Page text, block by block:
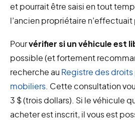
et pourrait être saisi en tout
l’ancien propriétaire n’effectuait
Pourvérifier si un véhicule est
possible (et fortement
recherche au Registre des
mobiliers . Cette consultation
3 $ (trois dollars). Si le véhicule
acheter est inscrit, il vous est